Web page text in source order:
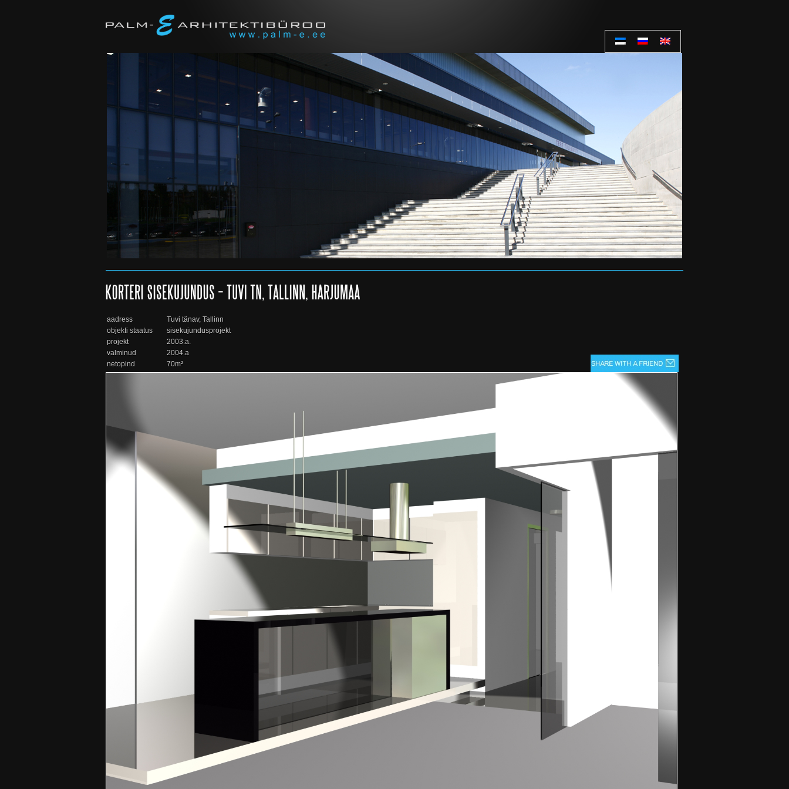
aadress
Tuvi tänav, Tallinn
objekti staatus
sisekujundusprojekt
projekt
2003.a.
valminud
2004.a
netopind
70m²